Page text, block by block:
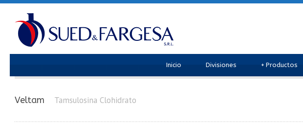
Inicio Divisiones Productos
+
Veltam Tamsulosina Clohidrato